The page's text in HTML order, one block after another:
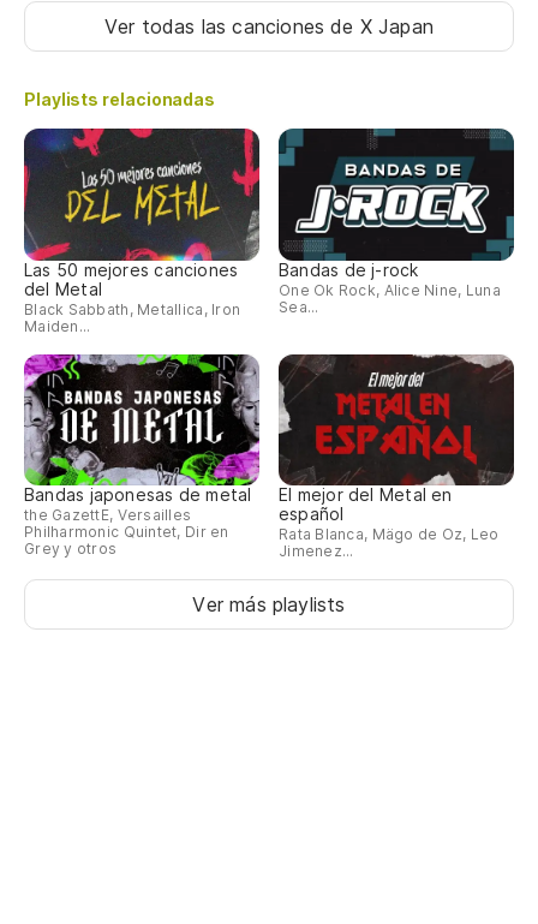
Ver todas las cancionesde X Japan
Playlists relacionadas
Las 50 mejores canciones
del Metal
Black Sabbath, Metallica, Iron
Maiden...
Bandas de j-rock
One Ok Rock, Alice Nine, Luna
Sea...
Bandas japonesas de metal
the GazettE, Versailles
Philharmonic Quintet, Dir en
Grey y otros
El mejor del Metal en
español
Rata Blanca, Mägo de Oz, Leo
Jimenez...
Ver más playlists